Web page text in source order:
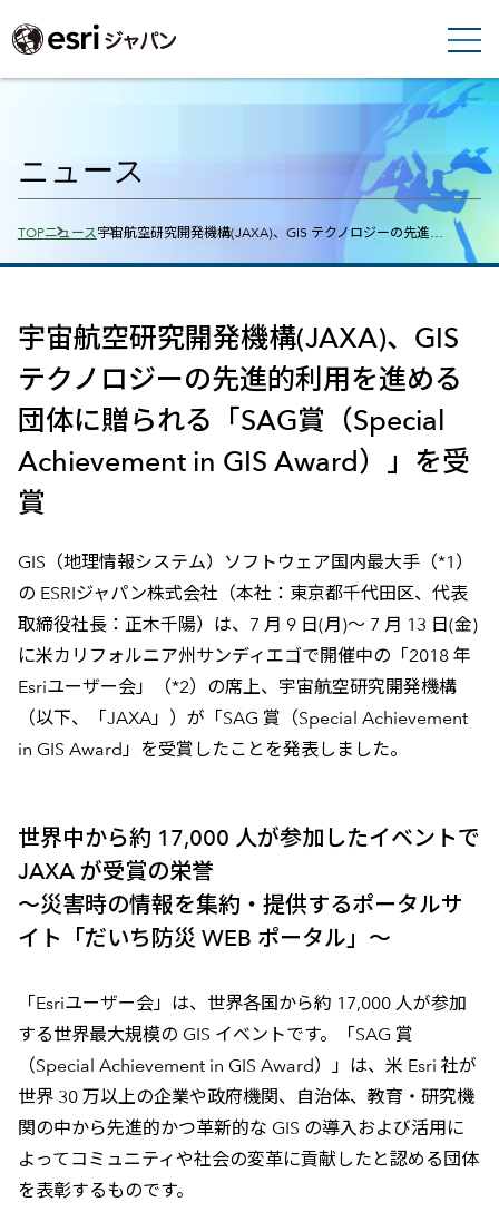
ニュース
Breadcrumbs
TOPニュース宇宙航空研究開発機構(JAXA)、GIS テクノロジーの先進…
宇宙航空研究開発機構(JAXA)、GIS
テクノロジーの先進的利用を進める
団体に贈られる「SAG賞（Special
Achievement in GIS Award）」を受
賞
GIS（地理情報システム）ソフトウェア国内最大手（*1）
の ESRIジャパン株式会社（本社：東京都千代田区、代表
取締役社長：正木千陽）は、7 月 9 日(月)～ 7 月 13 日(金)
に米カリフォルニア州サンディエゴで開催中の「2018 年
Esriユーザー会」（*2）の席上、宇宙航空研究開発機構
（以下、「JAXA」）が「SAG 賞（Special Achievement
in GIS Award」を受賞したことを発表しました。
世界中から約 17,000 人が参加したイベントで
JAXA が受賞の栄誉
～災害時の情報を集約・提供するポータルサ
イト「だいち防災 WEB ポータル」～
「Esriユーザー会」は、世界各国から約 17,000 人が参加
する世界最大規模の GIS イベントです。「SAG 賞
（Special Achievement in GIS Award）」は、米 Esri 社が
世界 30 万以上の企業や政府機関、自治体、教育・研究機
関の中から先進的かつ革新的な GIS の導入および活用に
よってコミュニティや社会の変革に貢献したと認める団体
を表彰するものです。